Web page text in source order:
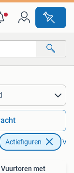
Actiefiguren
Vuurtoren met